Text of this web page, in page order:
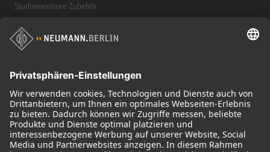
Studiomonitore Zubehör
Kopfhörer
Historische Mikrofone